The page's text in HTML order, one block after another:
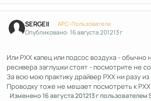
SERGEII APC-Пользователи
Опубликовано:16 августа 201213 г
Или РХХ капец или подсос воздуха - обычно
ресивера заглушки стоят - посмотрите не
За всю мою практику драйвер РХХ ни разу
Проводку тоже не мешает посмотреть к
Изменено16 августа 201213 гпользователем